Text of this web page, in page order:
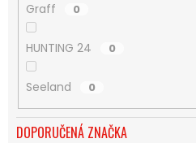
Graff 0
HUNTING 24 0
Seeland 0
DOPORUČENÁ ZNAČKA